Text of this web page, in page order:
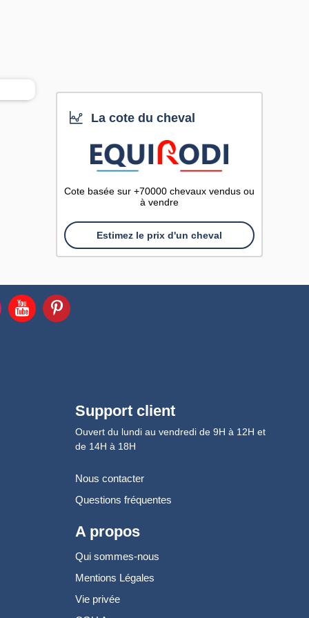
La cote du cheval
Cote basée sur +70000 chevaux vendus ou
à vendre
Estimez le prix d'un cheval
Support client
Ouvert du lundi au vendredi de 9H à 12H et
de 14H à 18H
Nous contacter
Questions fréquentes
A propos
Qui sommes-nous
Mentions Légales
Vie privée